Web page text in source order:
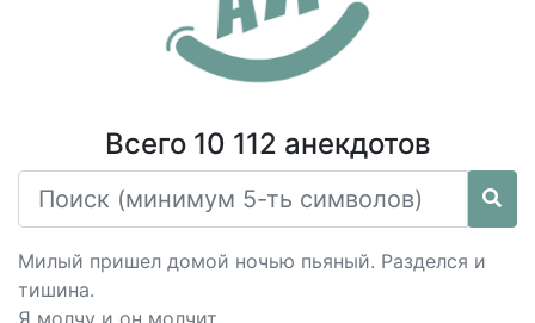
Всего 10 112 анекдотов
Милый пришел домой ночью пьяный. Разделся и
тишина.
Я молчу и он молчит.